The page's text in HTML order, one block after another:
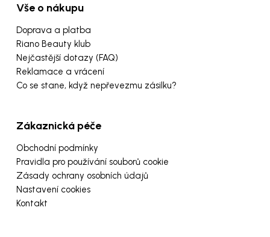
Vše o nákupu
Doprava a platba
Riano Beauty klub
Nejčastější dotazy (FAQ)
Reklamace a vrácení
Co se stane, když nepřevezmu zásilku?
Zákaznická péče
Obchodní podmínky
Pravidla pro používání souborů cookie
Zásady ochrany osobních údajů
Nastavení cookies
Kontakt